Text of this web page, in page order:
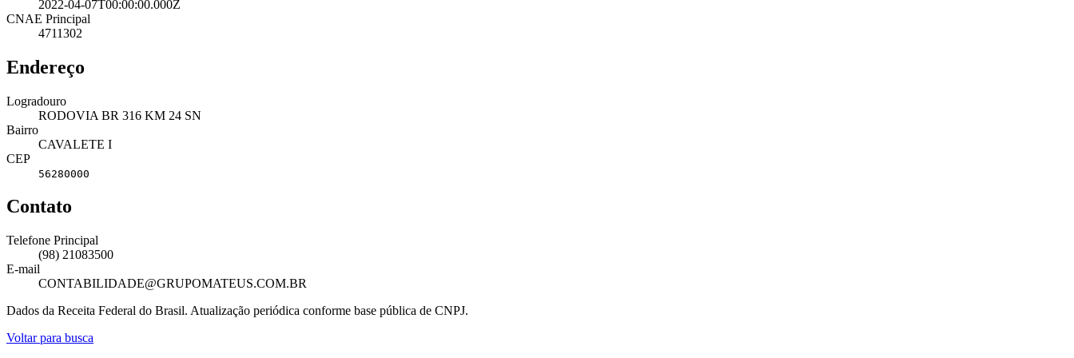
2022-04-07T00:00:00.000Z
CNAE Principal
4711302
Endereço
Logradouro
RODOVIA BR 316 KM 24 SN
Bairro
CAVALETE I
CEP
56280000
Contato
Telefone Principal
(98) 21083500
E-mail
CONTABILIDADE@GRUPOMATEUS.COM.BR
Dados da Receita Federal do Brasil. Atualização periódica conforme base pública de CNPJ.
Voltar para busca